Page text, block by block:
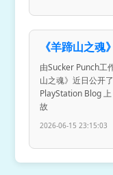
《羊蹄山之
由Sucker Punch工
山之魂》近日公开
PlayStation Blog
故
2026-06-15 23:15:03